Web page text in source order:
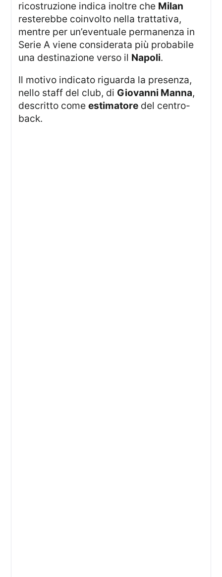
ricostruzione indica inoltre che Milan
resterebbe coinvolto nella trattativa,
mentre per un’eventuale permanenza in
Serie A viene considerata più probabile
una destinazione verso il Napoli.
Il motivo indicato riguarda la presenza,
nello staff del club, di Giovanni Manna,
descritto comeestimatore del centro-
back.